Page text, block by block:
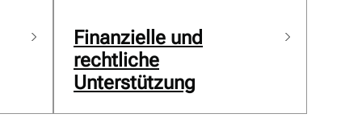
Finanzielle und
rechtliche
Unterstützung